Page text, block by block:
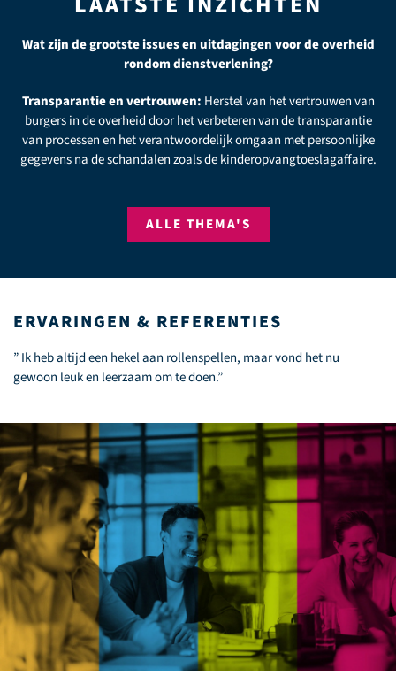
Wat zijn de grootste issues en uitdagingen voor de overheid
rondom dienstverlening?
Transparantie en vertrouwen: Herstel van het vertrouwen van
burgers in de overheid door het verbeteren van de transparantie
van processen en het verantwoordelijk omgaan met persoonlijke
gegevens na de schandalen zoals de kinderopvangtoeslagaffaire.
ALLE THEMA'S
ERVARINGEN & REFERENTIES
” Ik heb altijd een hekel aan rollenspellen, maar vond het nu
gewoon leuk en leerzaam om te doen.”